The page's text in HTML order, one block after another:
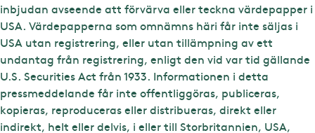
inbjudan avseende att förvärva eller teckna värdepapper i
USA. Värdepapperna som omnämns häri får inte säljas i
USA utan registrering, eller utan tillämpning av ett
undantag från registrering, enligt den vid var tid gällande
U.S. Securities Act från 1933. Informationen i detta
pressmeddelande får inte offentliggöras, publiceras,
kopieras, reproduceras eller distribueras, direkt eller
indirekt, helt eller delvis, i eller till Storbritannien, USA,